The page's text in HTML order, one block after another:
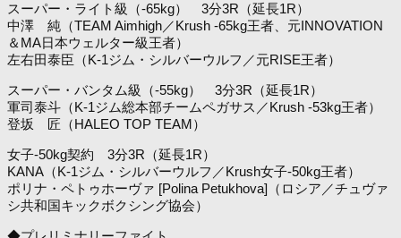
スーパー・ライト級（-65kg） 3分3R（延長1R）
中澤 純（TEAM Aimhigh／Krush -65kg王者、元INNOVATION
＆MA日本ウェルター級王者）
左右田泰臣（K-1ジム・シルバーウルフ／元RISE王者）
スーパー・バンタム級（-55kg） 3分3R（延長1R）
軍司泰斗（K-1ジム総本部チームペガサス／Krush -53kg王者）
登坂 匠（HALEO TOP TEAM）
女子-50kg契約 3分3R（延長1R）
KANA（K-1ジム・シルバーウルフ／Krush女子-50kg王者）
ポリナ・ペトゥホーヴァ [Polina Petukhova]（ロシア／チュヴァ
シ共和国キックボクシング協会）